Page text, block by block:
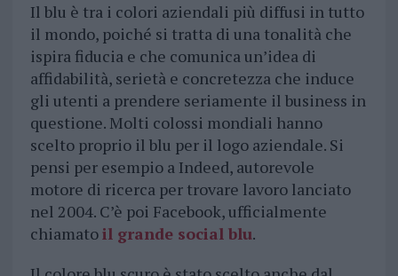
Il blu è tra i colori aziendali più diffusi in tutto
il mondo, poiché si tratta di una tonalità che
ispira fiducia e che comunica un’idea di
affidabilità, serietà e concretezza che induce
gli utenti a prendere seriamente il business in
questione. Molti colossi mondiali hanno
scelto proprio il blu per il logo aziendale. Si
pensi per esempio a Indeed, autorevole
motore di ricerca per trovare lavoro lanciato
nel 2004. C’è poi Facebook, ufficialmente
chiamatoil grande social blu.